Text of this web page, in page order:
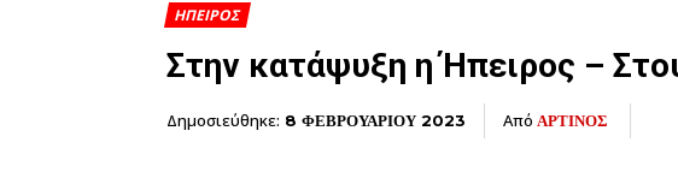
ΗΠΕΙΡΟΣ
Στην κατάψυξη η Ήπειρος –
Δημοσιεύθηκε: 8 ΦΕΒΡΟΥΑΡΙΟΥ 2023 Από ΑΡΤΙΝΟΣ